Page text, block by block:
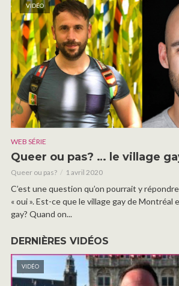
VIDÉO
WEB SÉRIE
Queer ou pas? … le village
Queer ou pas? 1 avril 2020
C’est une question qu’on pourrait y
« oui ». Est-ce que le village gay de Montréal
gay? Quand on...
DERNIÈRES VIDÉOS
VIDÉO